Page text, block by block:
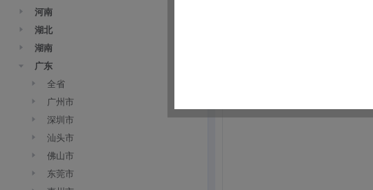
河南
湖北
湖南
广东
全省
广州市
深圳市
汕头市
佛山市
东莞市